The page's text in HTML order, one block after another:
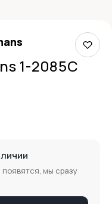
1-2085C
мы сразу